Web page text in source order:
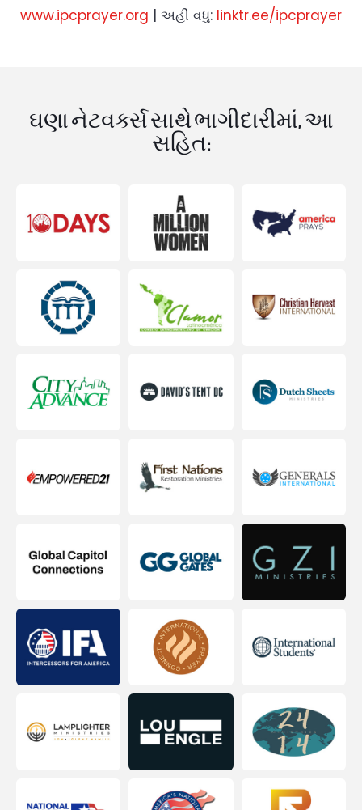
www.ipcprayer.org | અહીં વધુ: linktr.ee/ipcprayer
ઘણા નેટવર્ક્સ સાથે ભાગીદારીમાં, આ
સહિત: